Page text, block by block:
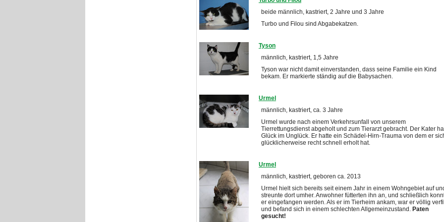
beide männlich, kastriert, 2 Jahre und 3 Jahre
Turbo und Filou sind Abgabekatzen.
Tyson
männlich, kastriert, 1,5 Jahre
Tyson war nicht damit einverstanden, dass seine Familie ein Kind
bekam. Er markierte ständig auf die Babysachen.
Urmel
männlich, kastriert, ca. 3 Jahre
Urmel wurde nach einem Verkehrsunfall von unserem
Tierrettungsdienst abgeholt und zum Tierarzt gebracht. Der Kater
Glück im Unglück. Er hatte ein Schädel-Hirn-Trauma von dem er
glücklicherweise recht schnell erholt hat.
Urmel
männlich, kastriert, geboren ca. 2013
Urmel hielt sich bereits seit einem Jahr in einem Wohngebiet auf
streunte dort umher. Anwohner fütterten ihn an, und schließlich
er eingefangen werden. Als er im Tierheim ankam, war er völlig
und befand sich in einem schlechten Allgemeinzustand. Paten
gesucht!